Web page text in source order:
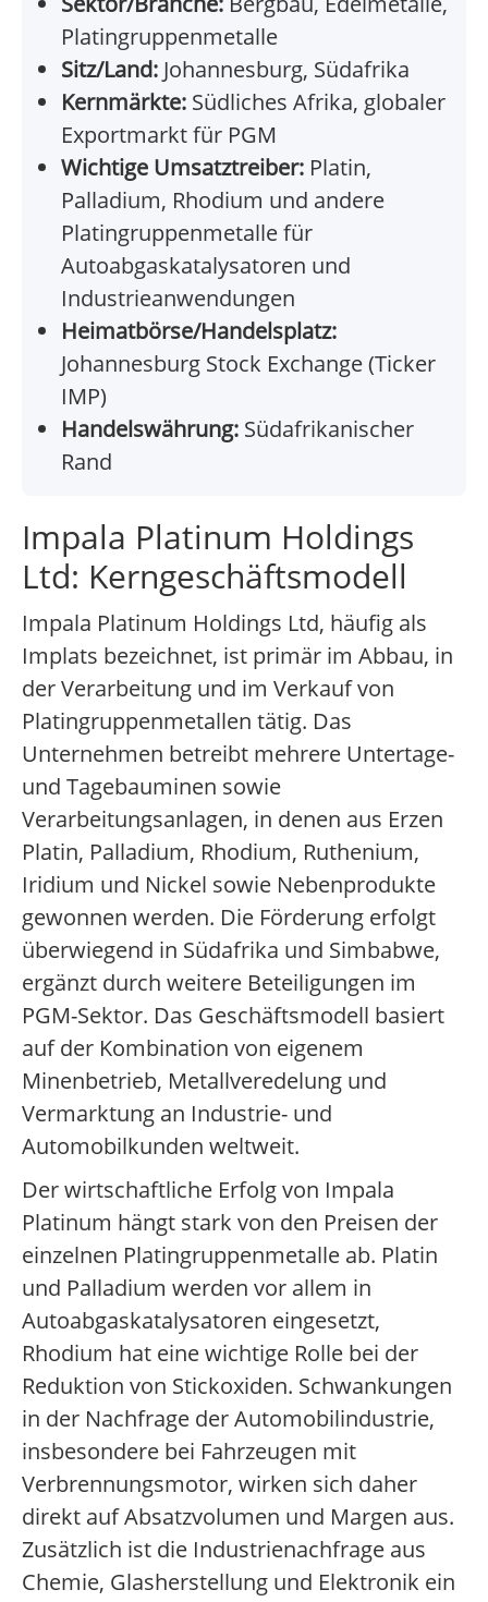
Platingruppenmetalle
Sitz/Land: Johannesburg, Südafrika
Kernmärkte: Südliches Afrika, globaler
Exportmarkt für PGM
Wichtige Umsatztreiber: Platin,
Palladium, Rhodium und andere
Platingruppenmetalle für
Autoabgaskatalysatoren und
Industrieanwendungen
Heimatbörse/Handelsplatz:
Johannesburg Stock Exchange (Ticker
IMP)
Handelswährung: Südafrikanischer
Rand
Impala Platinum Holdings
Ltd: Kerngeschäftsmodell
Impala Platinum Holdings Ltd, häufig als
Implats bezeichnet, ist primär im Abbau, in
der Verarbeitung und im Verkauf von
Platingruppenmetallen tätig. Das
Unternehmen betreibt mehrere Untertage-
und Tagebauminen sowie
Verarbeitungsanlagen, in denen aus Erzen
Platin, Palladium, Rhodium, Ruthenium,
Iridium und Nickel sowie Nebenprodukte
gewonnen werden. Die Förderung erfolgt
überwiegend in Südafrika und Simbabwe,
ergänzt durch weitere Beteiligungen im
PGM-Sektor. Das Geschäftsmodell basiert
auf der Kombination von eigenem
Minenbetrieb, Metallveredelung und
Vermarktung an Industrie- und
Automobilkunden weltweit.
Der wirtschaftliche Erfolg von Impala
Platinum hängt stark von den Preisen der
einzelnen Platingruppenmetalle ab. Platin
und Palladium werden vor allem in
Autoabgaskatalysatoren eingesetzt,
Rhodium hat eine wichtige Rolle bei der
Reduktion von Stickoxiden. Schwankungen
in der Nachfrage der Automobilindustrie,
insbesondere bei Fahrzeugen mit
Verbrennungsmotor, wirken sich daher
direkt auf Absatzvolumen und Margen aus.
Zusätzlich ist die Industrienachfrage aus
Chemie, Glasherstellung und Elektronik ein